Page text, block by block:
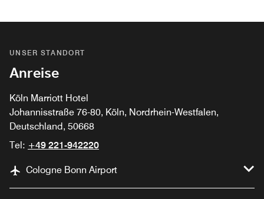
UNSER STANDORT
Anreise
Köln Marriott Hotel
Johannisstraße 76-80, Köln, Nordrhein-Westfalen,
Deutschland, 50668
Tel: +49 221-942220
Cologne Bonn Airport